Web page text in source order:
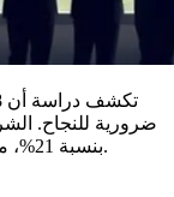
ضرورية للنجاح.
بنسبة 21%، مما يبرز أهمية القيم الأخلاقية في العالم المهني.